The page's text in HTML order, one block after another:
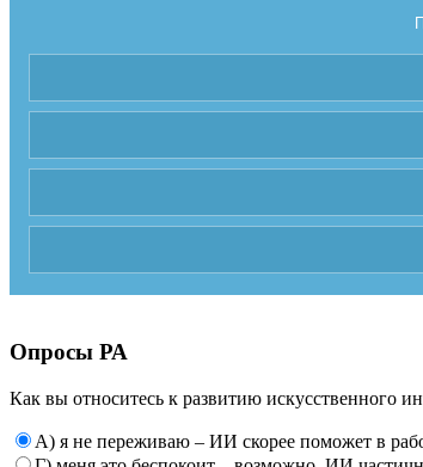
Опросы РА
Как вы относитесь к развитию искусственного
А) я не переживаю – ИИ скорее поможет в